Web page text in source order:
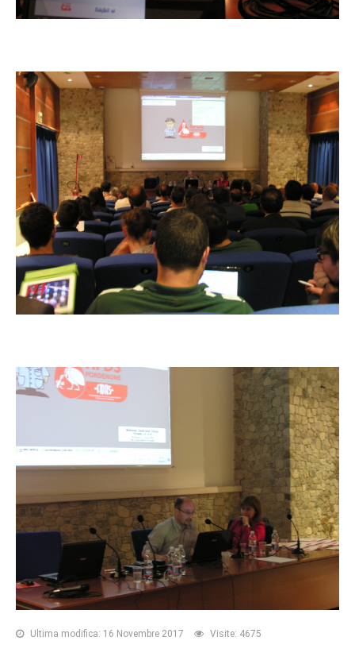
Ultima modifica: 16 Novembre 2017 Visite: 4675